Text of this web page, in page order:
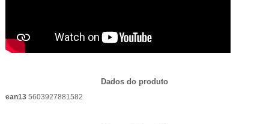
Dados do produto
ean13 5603927881582